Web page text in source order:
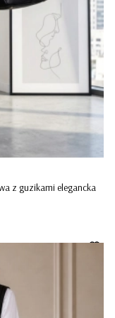
z guzikami elegancka